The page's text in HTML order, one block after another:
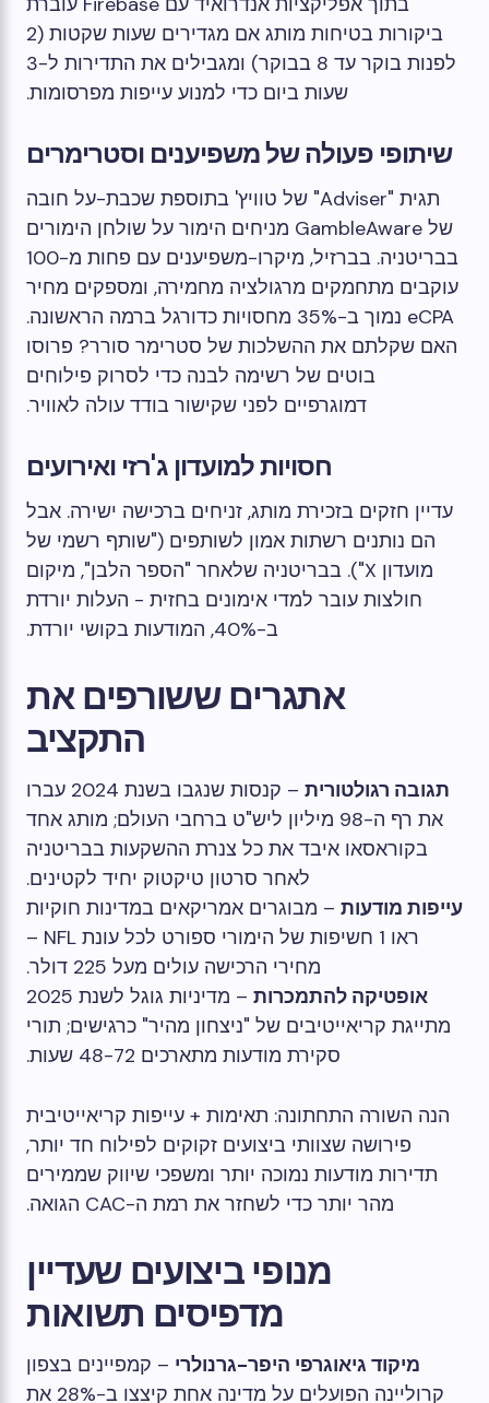
ביקורות בטיחות מותג אם מגדירים שעות שקטות (2
לפנות בוקר עד 8 בבוקר) ומגבילים את התדירות ל-3
שעות ביום כדי למנוע עייפות מפרסומות.
שיתופי פעולה של משפיענים וסטרימרים
תגית "Adviser" של טוויץ' בתוספת שכבת-על חובה
של GambleAware מניחים הימור על שולחן הימורים
בבריטניה. בברזיל, מיקרו-משפיענים עם פחות מ-100
עוקבים מתחמקים מרגולציה מחמירה, ומספקים מחיר
eCPA נמוך ב-35% מחסויות כדורגל ברמה הראשונה.
האם שקלתם את ההשלכות של סטרימר סורר? פרוסו
בוטים של רשימה לבנה כדי לסרוק פילוחים
דמוגרפיים לפני שקישור בודד עולה לאוויר.
חסויות למועדון ג'רזי ואירועים
עדיין חזקים בזכירת מותג, זניחים ברכישה ישירה. אבל
הם נותנים רשתות אמון לשותפים ("שותף רשמי של
מועדון X"). בבריטניה שלאחר "הספר הלבן", מיקום
חולצות עובר למדי אימונים בחזית - העלות יורדת
ב-40%, המודעות בקושי יורדת.
אתגרים ששורפים את
התקציב
תגובה רגולטורית
– קנסות שנגבו בשנת 2024 עברו
את רף ה-98 מיליון ליש"ט ברחבי העולם; מותג אחד
בקוראסאו איבד את כל צנרת ההשקעות בבריטניה
לאחר סרטון טיקטוק יחיד לקטינים.
עייפות מודעות – מבוגרים אמריקאים במדינות חוקיות
ראו 1 חשיפות של הימורי ספורט לכל עונת NFL –
מחירי הרכישה עולים מעל 225 דולר.
אופטיקה להתמכרות
– מדיניות גוגל לשנת 2025
מתייגת קריאייטיבים של "ניצחון מהיר" כרגישים; תורי
סקירת מודעות מתארכים 48-72 שעות.
הנה השורה התחתונה: תאימות + עייפות קריאייטיבית
פירושה שצוותי ביצועים זקוקים לפילוח חד יותר,
תדירות מודעות נמוכה יותר ומשפכי שיווק שממירים
מהר יותר כדי לשחזר את רמת ה-CAC הגואה.
מנופי ביצועים שעדיין
מדפיסים תשואות
מיקוד גיאוגרפי היפר-גרנולרי – קמפיינים בצפון
קרוליינה הפועלים על מדינה אחת קיצצו ב-28% את